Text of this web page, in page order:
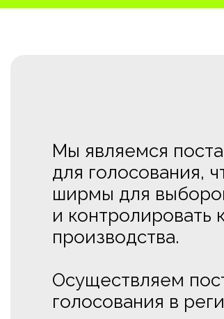
Мы являемся
для голосования,
ширмы для
и контролировать
производства.
Осуществляем
голосования в